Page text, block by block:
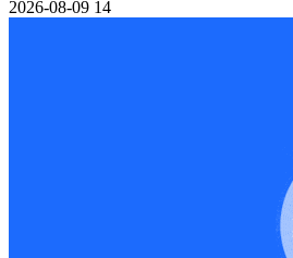
2026-08-09 14